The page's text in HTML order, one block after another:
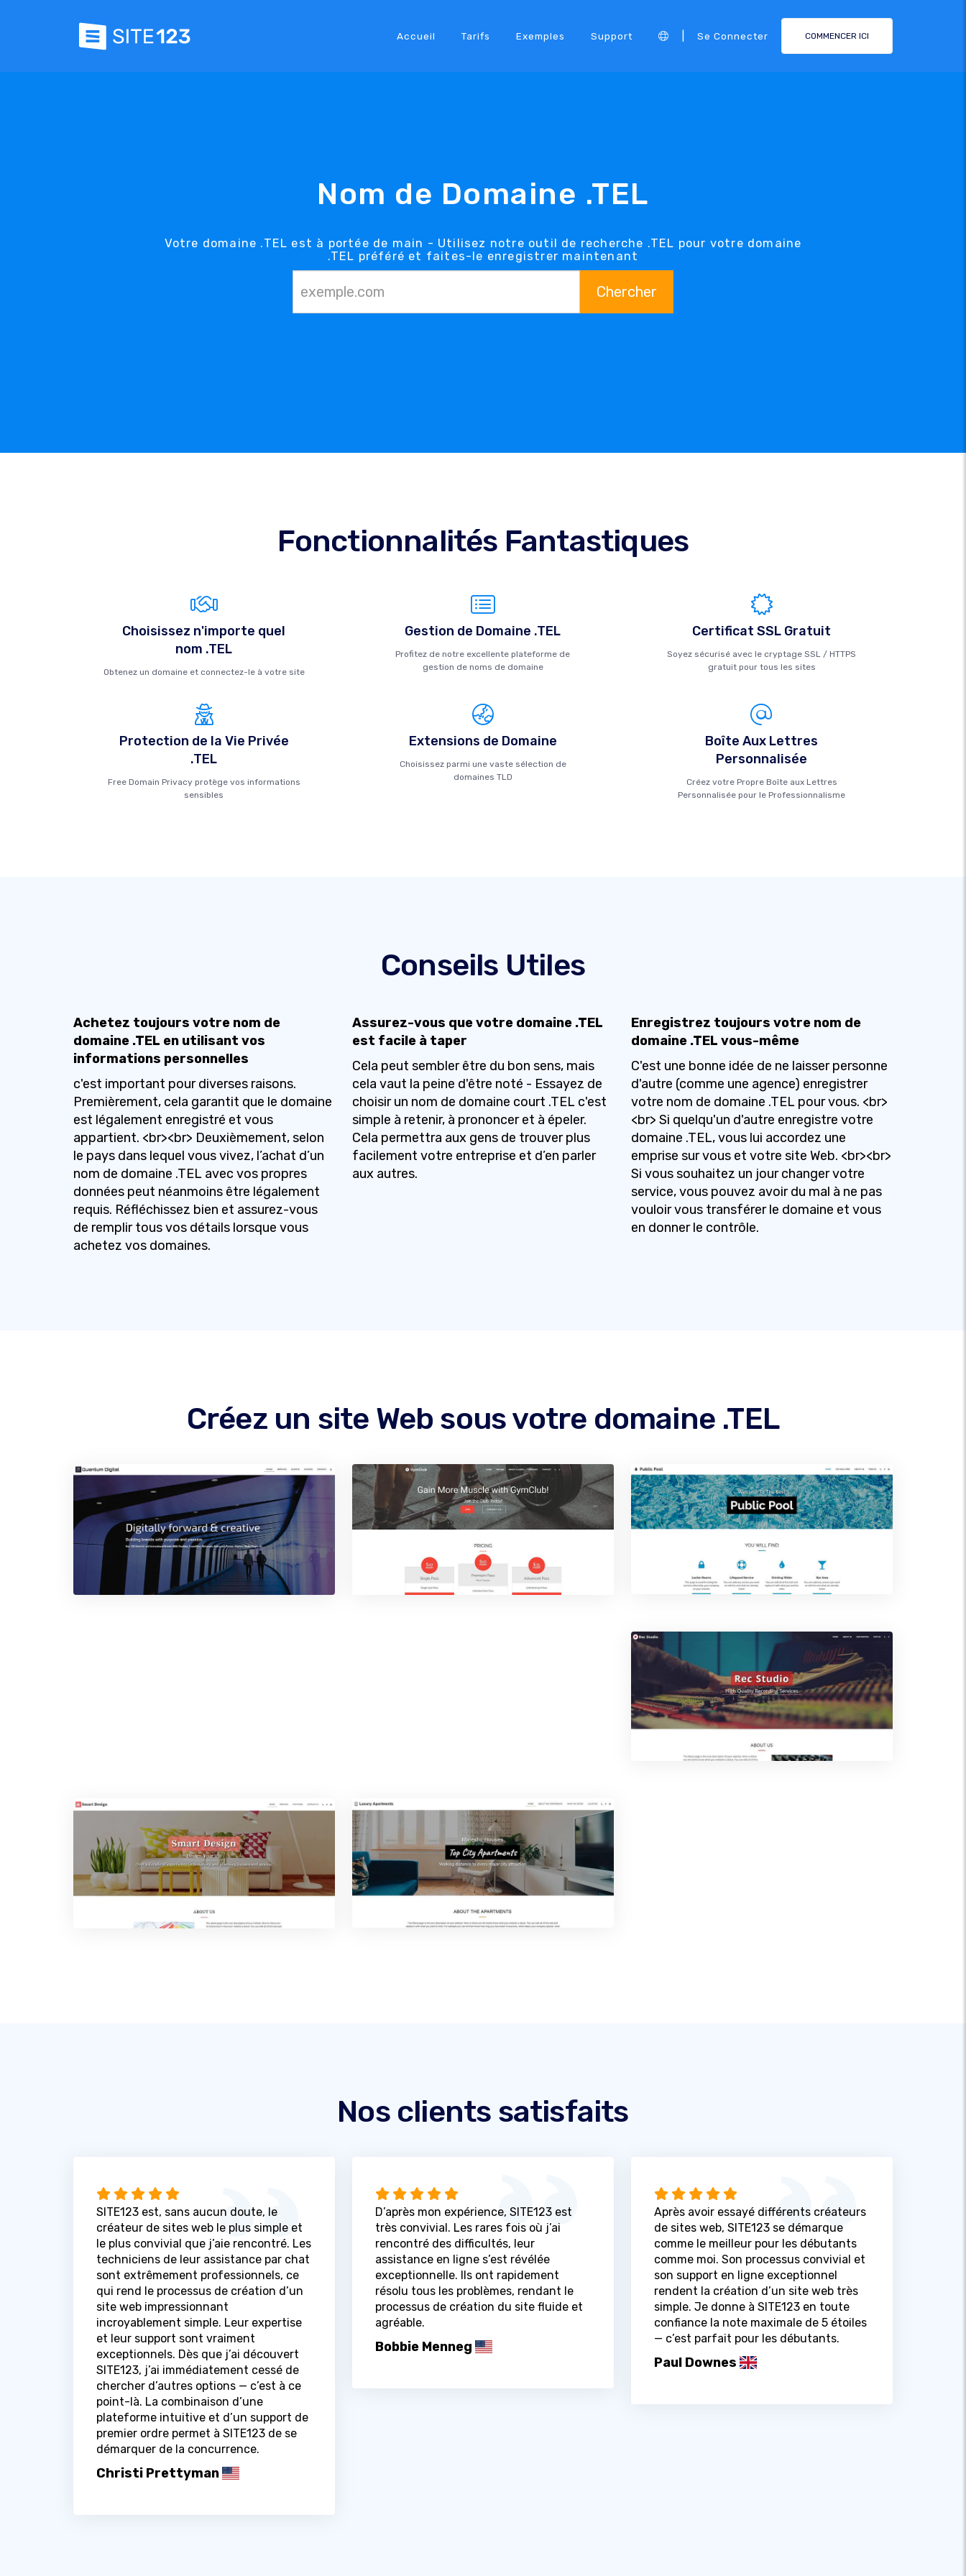
Accueil Tarifs Exemples Support Se Connecter COMMENCER ICI
Nom de Domaine .TEL
Votre domaine .TEL est à portée de main - Utilisez notre outil de recherche .TEL pour votre domaine
.TEL préféré et faites-le enregistrer maintenant
Chercher
Fonctionnalités Fantastiques
Choisissez n'importe quel
nom .TEL
Obtenez un domaine et connectez-le à votre site
Gestion de Domaine .TEL
Profitez de notre excellente plateforme de
gestion de noms de domaine
Certificat SSL Gratuit
Soyez sécurisé avec le cryptage SSL / HTTPS
gratuit pour tous les sites
Protection de la Vie Privée
.TEL
Free Domain Privacy protège vos informations
sensibles
Extensions de Domaine
Choisissez parmi une vaste sélection de
domaines TLD
Boîte Aux Lettres
Personnalisée
Créez votre Propre Boîte aux Lettres
Personnalisée pour le Professionnalisme
Conseils Utiles
Achetez toujours votre nom de
domaine .TEL en utilisant vos
informations personnelles
c'est important pour diverses raisons.
Premièrement, cela garantit que le domaine
est légalement enregistré et vous
appartient. <br><br> Deuxièmement, selon
le pays dans lequel vous vivez, l’achat d’un
nom de domaine .TEL avec vos propres
données peut néanmoins être légalement
requis. Réfléchissez bien et assurez-vous
de remplir tous vos détails lorsque vous
achetez vos domaines.
Assurez-vous que votre domaine .TEL
est facile à taper
Cela peut sembler être du bon sens, mais
cela vaut la peine d'être noté - Essayez de
choisir un nom de domaine court .TEL c'est
simple à retenir, à prononcer et à épeler.
Cela permettra aux gens de trouver plus
facilement votre entreprise et d’en parler
aux autres.
Enregistrez toujours votre nom de
domaine .TEL vous-même
C'est une bonne idée de ne laisser personne
d'autre (comme une agence) enregistrer
votre nom de domaine .TEL pour vous. <br>
<br> Si quelqu'un d'autre enregistre votre
domaine .TEL, vous lui accordez une
emprise sur vous et votre site Web. <br><br>
Si vous souhaitez un jour changer votre
service, vous pouvez avoir du mal à ne pas
vouloir vous transférer le domaine et vous
en donner le contrôle.
Créez un site Web sous votre domaine .TEL
Nos clients satisfaits
SITE123 est, sans aucun doute, le
créateur de sites web le plus simple et
le plus convivial que j’aie rencontré. Les
techniciens de leur assistance par chat
sont extrêmement professionnels, ce
qui rend le processus de création d’un
site web impressionnant
incroyablement simple. Leur expertise
et leur support sont vraiment
exceptionnels. Dès que j’ai découvert
SITE123, j’ai immédiatement cessé de
chercher d’autres options — c’est à ce
point-là. La combinaison d’une
plateforme intuitive et d’un support de
premier ordre permet à SITE123 de se
démarquer de la concurrence.
Christi Prettyman
D’après mon expérience, SITE123 est
très convivial. Les rares fois où j’ai
rencontré des difficultés, leur
assistance en ligne s’est révélée
exceptionnelle. Ils ont rapidement
résolu tous les problèmes, rendant le
processus de création du site fluide et
agréable.
Bobbie Menneg
Après avoir essayé différents créateurs
de sites web, SITE123 se démarque
comme le meilleur pour les débutants
comme moi. Son processus convivial et
son support en ligne exceptionnel
rendent la création d’un site web très
simple. Je donne à SITE123 en toute
confiance la note maximale de 5 étoiles
— c’est parfait pour les débutants.
Paul Downes